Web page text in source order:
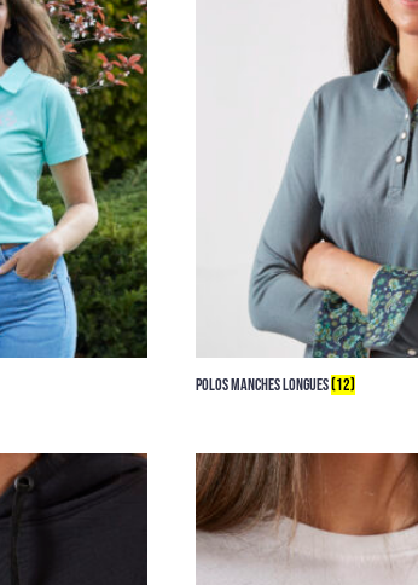
POLOS MANCHES LONGUES(12)